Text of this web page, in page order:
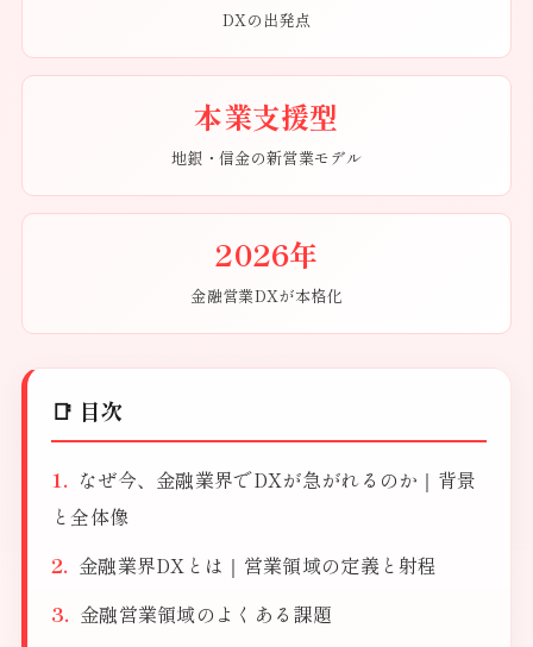
DXの出発点
本業支援型
地銀・信金の新営業モデル
2026年
金融営業DXが本格化
📑 目次
なぜ今、金融業界でDXが急がれるのか｜背景
と全体像
金融業界DXとは｜営業領域の定義と射程
金融営業領域のよくある課題